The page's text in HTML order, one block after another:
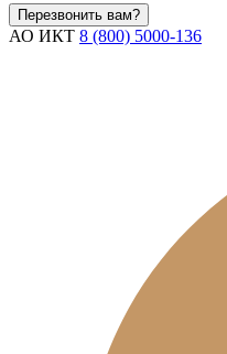
Перезвонить вам?
АО ИКТ 8 (800) 5000-136